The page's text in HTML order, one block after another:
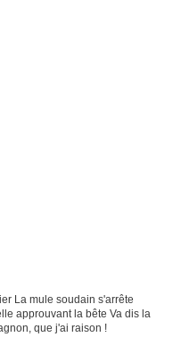
La mule soudain s'arrête
approuvant la bête Va dis la
que j'ai raison !